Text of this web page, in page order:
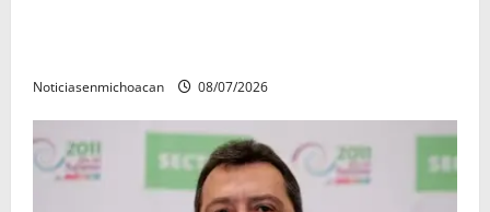
Noticiasenmichoacan 08/07/2026